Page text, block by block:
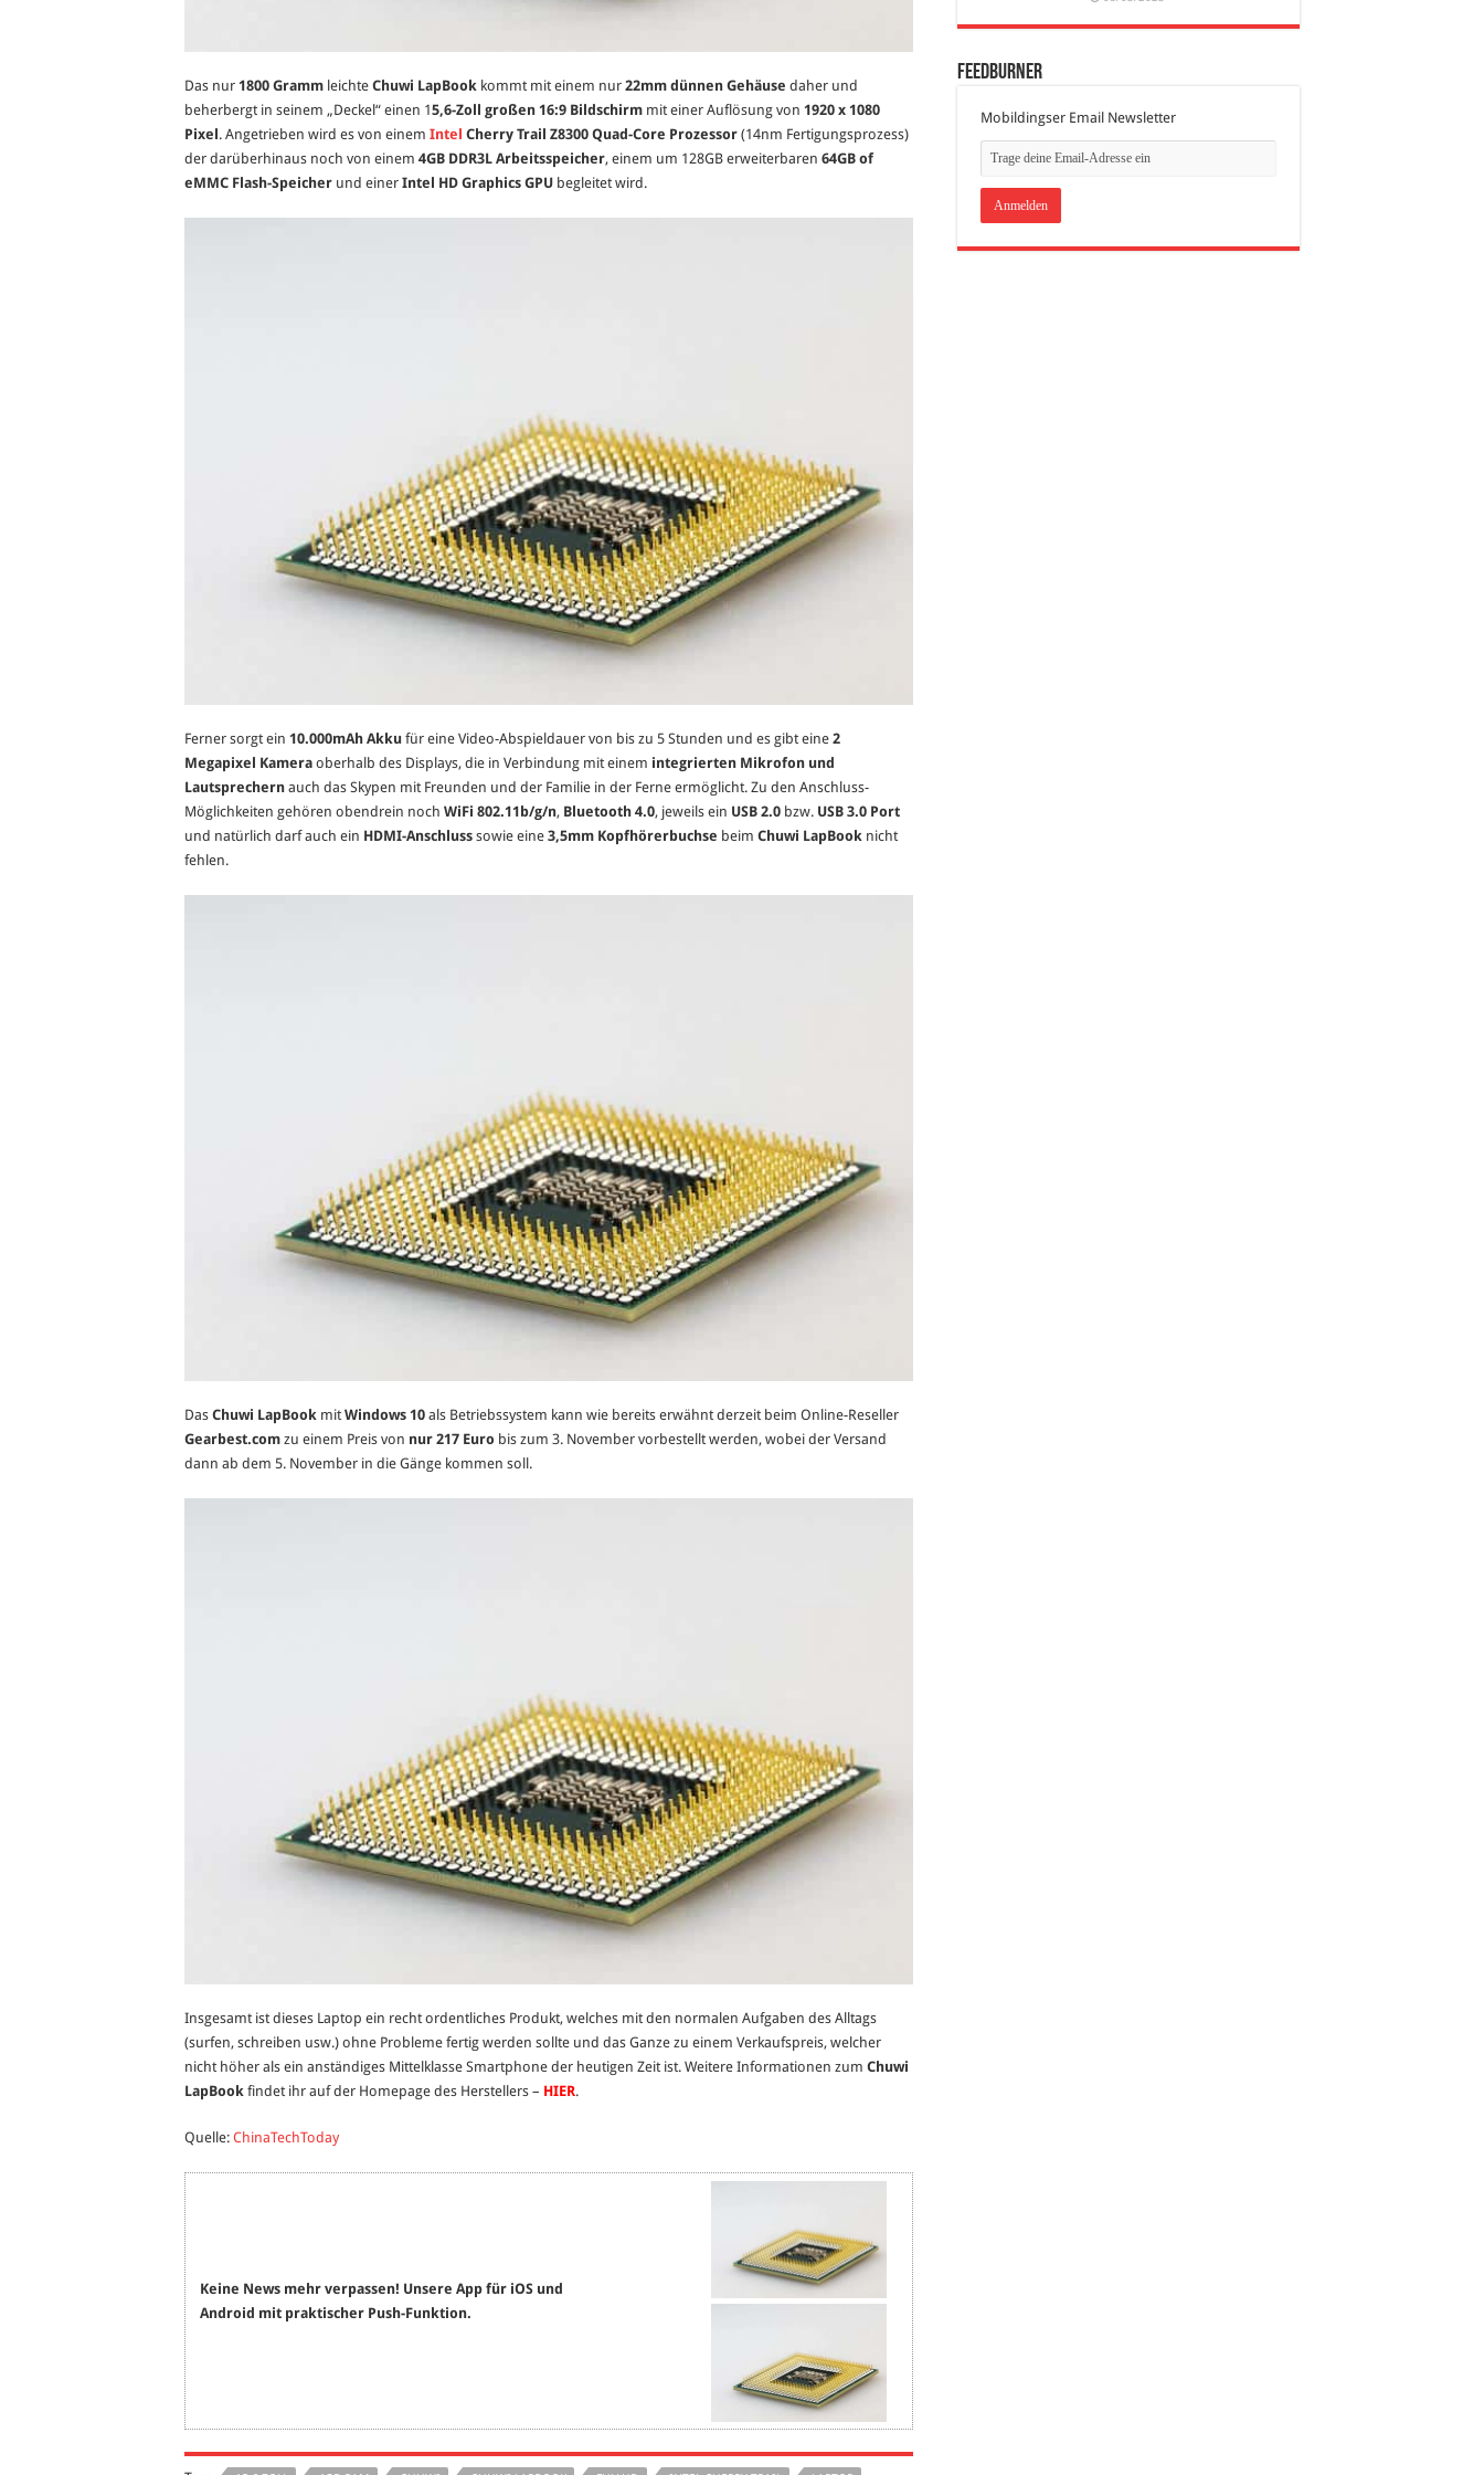
Das nur 1800 Gramm leichte Chuwi LapBook kommt mit einem nur 22mm dünnen Gehäuse daher und
beherbergt in seinem „Deckel“ einen 15,6-Zoll großen 16:9 Bildschirm mit einer Auflösung von 1920 x 1080
Pixel. Angetrieben wird es von einem Intel Cherry Trail Z8300 Quad-Core Prozessor (14nm Fertigungsprozess)
der darüberhinaus noch von einem 4GB DDR3L Arbeitsspeicher, einem um 128GB erweiterbaren 64GB of
eMMC Flash-Speicher und einer Intel HD Graphics GPU begleitet wird.
Ferner sorgt ein 10.000mAh Akku für eine Video-Abspieldauer von bis zu 5 Stunden und es gibt eine 2
Megapixel Kamera oberhalb des Displays, die in Verbindung mit einem integrierten Mikrofon und
Lautsprechern auch das Skypen mit Freunden und der Familie in der Ferne ermöglicht. Zu den Anschluss-
Möglichkeiten gehören obendrein noch WiFi 802.11b/g/n, Bluetooth 4.0, jeweils ein USB 2.0 bzw. USB 3.0 Port
und natürlich darf auch ein HDMI-Anschluss sowie eine 3,5mm Kopfhörerbuchse beim Chuwi LapBook nicht
fehlen.
Das Chuwi LapBook mitWindows 10 als Betriebssystem kann wie bereits erwähnt derzeit beim Online-Reseller
Gearbest.com zu einem Preis von nur 217 Euro bis zum 3. November vorbestellt werden, wobei der Versand
dann ab dem 5. November in die Gänge kommen soll.
Insgesamt ist dieses Laptop ein recht ordentliches Produkt, welches mit den normalen Aufgaben des Alltags
(surfen, schreiben usw.) ohne Probleme fertig werden sollte und das Ganze zu einem Verkaufspreis, welcher
nicht höher als ein anständiges Mittelklasse Smartphone der heutigen Zeit ist. Weitere Informationen zum Chuwi
LapBook findet ihr auf der Homepage des Herstellers – HIER.
Quelle: ChinaTechToday
Keine News mehr verpassen! Unsere App für iOS und
Android mit praktischer Push-Funktion.
FeedBurner
Mobildingser Email Newsletter